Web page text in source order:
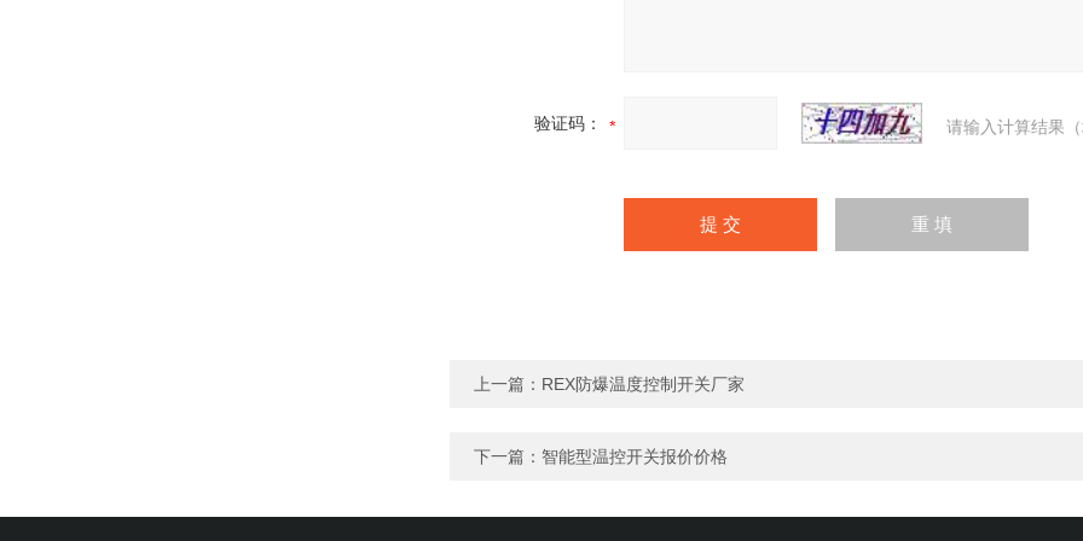
验证码： 请输入计算结果
上一篇： REX防爆温度控制开关厂家
下一篇： 智能型温控开关报价价格